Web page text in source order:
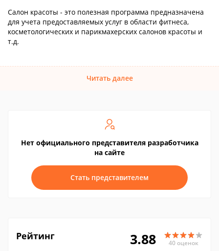
Салон красоты - это полезная программа предназначена
для учета предоставляемых услуг в области фитнеса,
косметологических и парикмахерских салонов красоты и
т.д.
Читать далее
Нет официального представителя разработчика
на сайте
Стать представителем
Рейтинг 3.88 40 оценок